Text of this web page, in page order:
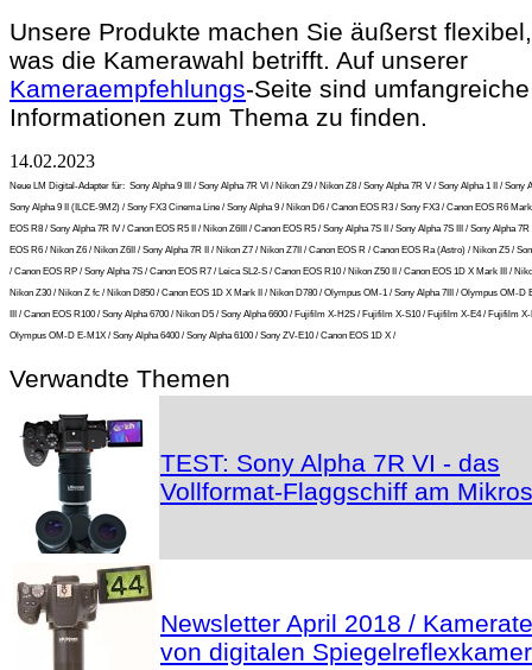
Unsere Produkte machen Sie äußerst flexibel,
was die Kamerawahl betrifft. Auf unserer
Kameraempfehlungs-Seite sind umfangreiche
Informationen zum Thema zu finden.
14.02.2023
Neue LM Digital-Adapter für: Sony Alpha 9 III / Sony Alpha 7R VI / Nikon Z9 / Nikon Z8 / Sony Alpha 7R V / Sony Alpha 1 II / Sony
Sony Alpha 9 II (ILCE-9M2) / Sony FX3 Cinema Line / Sony Alpha 9 / Nikon D6 / Canon EOS R3 / Sony FX3 / Canon EOS R6
EOS R8 / Sony Alpha 7R IV / Canon EOS R5 II / Nikon Z6III / Canon EOS R5 / Sony Alpha 7S II / Sony Alpha 7S III / Sony Alpha 7R
EOS R6 / Nikon Z6 / Nikon Z6II / Sony Alpha 7R II / Nikon Z7 / Nikon Z7II / Canon EOS R / Canon EOS Ra (Astro) / Nikon Z5 /
/ Canon EOS RP / Sony Alpha 7S / Canon EOS R7 / Leica SL2-S / Canon EOS R10 / Nikon Z50 II / Canon EOS 1D X Mark III /
Nikon Z30 / Nikon Z fc / Nikon D850 / Canon EOS 1D X Mark II / Nikon D780 / Olympus OM-1 / Sony Alpha 7III / Olympus OM-D
III / Canon EOS R100 / Sony Alpha 6700 / Nikon D5 / Sony Alpha 6600 / Fujifilm X-H2S / Fujifilm X-S10 / Fujifilm X-E4 / Fujifilm
Olympus OM-D E-M1X / Sony Alpha 6400 / Sony Alpha 6100 / Sony ZV-E10 / Canon EOS 1D X /
Verwandte Themen
TEST: Sony Alpha 7R VI - das
Vollformat-Flaggschiff am
Newsletter April 2018 /
von digitalen